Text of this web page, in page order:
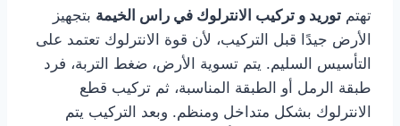
تهتم توريد و تركيب الانترلوك في راس الخيمة بتجهيز
الأرض جيدًا قبل التركيب، لأن قوة الانترلوك تعتمد على
التأسيس السليم. يتم تسوية الأرض، ضغط التربة، فرد
طبقة الرمل أو الطبقة المناسبة، ثم تركيب قطع
الانترلوك بشكل متداخل ومنظم. وبعد التركيب يتم